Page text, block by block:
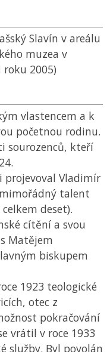
Slavín v areálu
muzea v
2005)
vlastencem a k
početnou rodinu.
sourozenců, kteří
projevoval Vladimír
talent
deset).
cítění a svou
Matějem
biskupem
1923 teologické
otec z
pokračování
vrátil v roce 1933
služby. Byl povolán